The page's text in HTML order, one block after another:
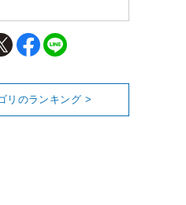
リのランキング >